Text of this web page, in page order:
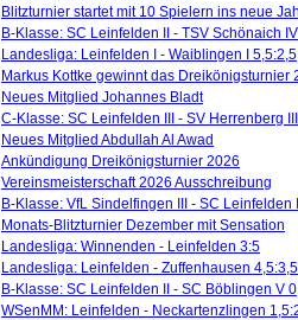
Blitzturnier startet mit 10 Spielern ins neue
B-Klasse: SC Leinfelden II - TSV Schönaich
Landesliga: Leinfelden I - Waiblingen I 5,5:2,5
Markus Kottke gewinnt das Dreikönigsturnier
Neues Mitglied Johannes Bladt
C-Klasse: SC Leinfelden III - SV Herrenberg
Neues Mitglied Abdullah Al Awad
Ankündigung Dreikönigsturnier 2026
Vereinsmeisterschaft 2026 Ausschreibung
B-Klasse: VfL Sindelfingen III - SC Leinfelden
Monats-Blitzturnier Dezember mit Sensation
Landesliga: Winnenden - Leinfelden 3:5
Landesliga: Leinfelden - Zuffenhausen 4,5:3,5
B-Klasse: SC Leinfelden II - SC Böblingen V
WSenMM: Leinfelden - Neckartenzlingen